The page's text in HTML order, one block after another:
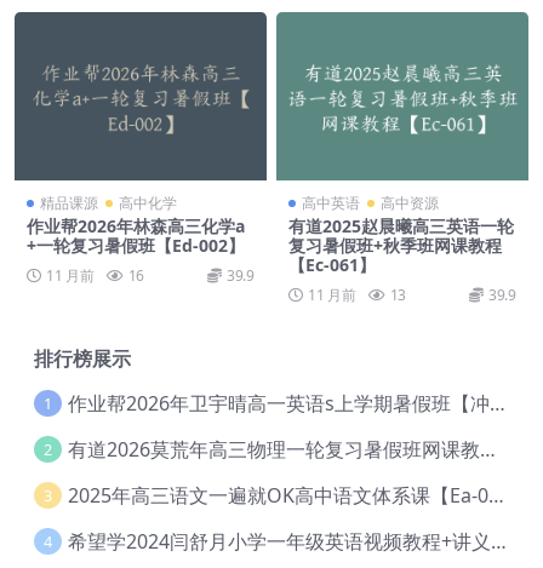
精品课源 高中化学
作业帮2026年林森高三化学a
+一轮复习暑假班【Ed-002】
11 月前 16 39.9
高中英语 高中资源
有道2025赵晨曦高三英语一轮
复习暑假班+秋季班网课教程
【Ec-061】
11 月前 13 39.9
排行榜展示
1 作业帮2026年卫宇晴高一英语s上学期暑假班【冲顶班】【Ec-003】
2 有道2026莫荒年高三物理一轮复习暑假班网课教程【Ef-044】
3 2025年高三语文一遍就OK高中语文体系课【Ea-028】
4 希望学2024闫舒月小学一年级英语视频教程+讲义【Cc-004】